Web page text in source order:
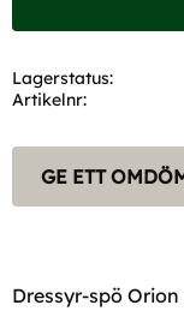
Lagerstatus
Artikelnr
GE ETT
Dressyr-spö